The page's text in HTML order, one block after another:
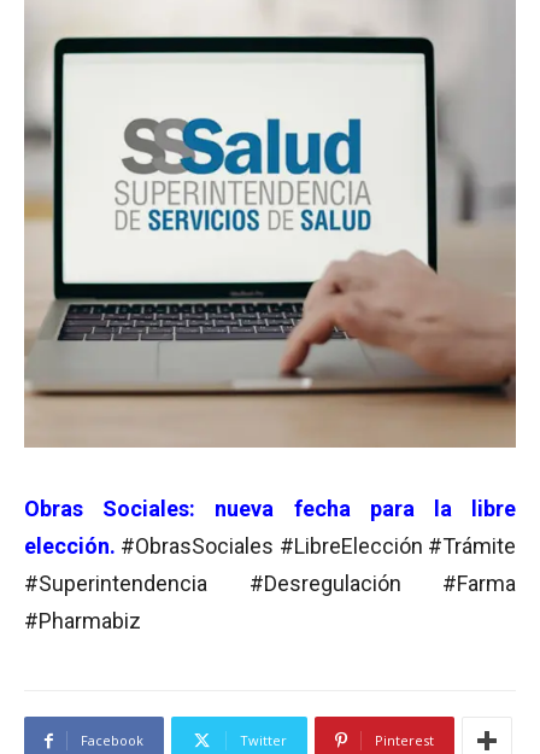
Obras Sociales: nueva fecha para la libre
elección. #ObrasSociales #LibreElección #Trámite
#Superintendencia #Desregulación #Farma
#Pharmabiz
Facebook Twitter Pinterest